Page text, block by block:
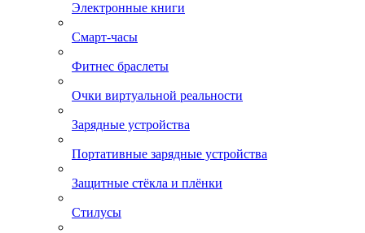
Электронные книги
Смарт-часы
Фитнес браслеты
Очки виртуальной реальности
Зарядные устройства
Портативные зарядные устройства
Защитные стёкла и плёнки
Стилусы